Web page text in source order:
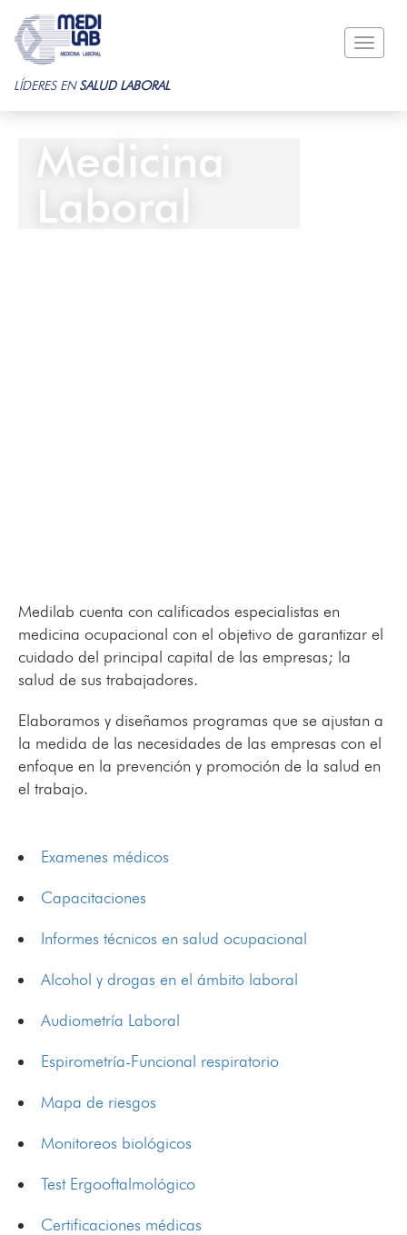
Toggle
LÍDERES ENSALUD LABORAL
Medilab cuenta con calificados especialistas en
medicina ocupacional con el objetivo de garantizar el
cuidado del principal capital de las empresas; la
salud de sus trabajadores.
Elaboramos y diseñamos programas que se ajustan a
la medida de las necesidades de las empresas con el
enfoque en la prevención y promoción de la salud en
el trabajo.
Examenes médicos
Capacitaciones
Informes técnicos en salud ocupacional
Alcohol y drogas en el ámbito laboral
Audiometría Laboral
Espirometría-Funcional respiratorio
Mapa de riesgos
Monitoreos biológicos
Test Ergooftalmológico
Certificaciones médicas
Medicina
Laboral